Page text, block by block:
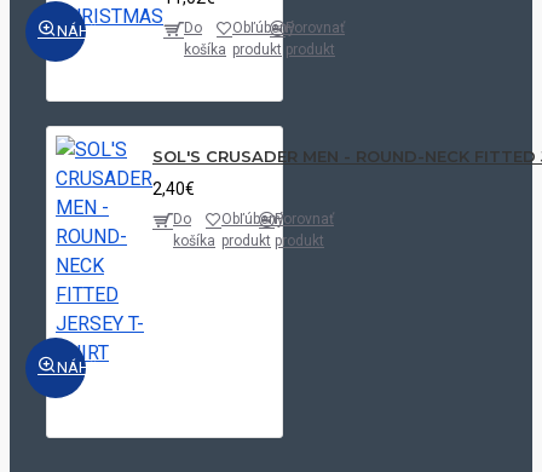
NÁHĽAD
Do
košíka
Obľúbený
produkt
Porovnať
produkt
NÁHĽAD
SOL'S CRUSADER MEN - ROUND-NECK FITTED
2,40€
Do
košíka
Obľúbený
produkt
Porovnať
produkt